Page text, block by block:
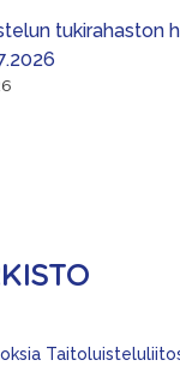
tukirahaston